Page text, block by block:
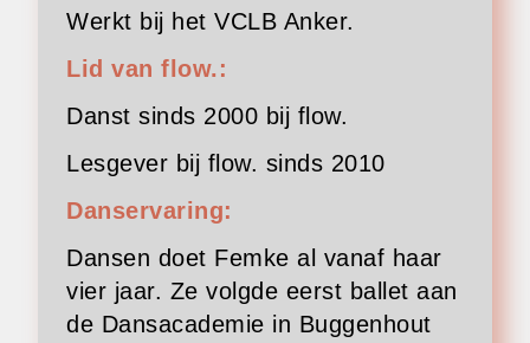
Werkt bij het VCLB Anker.
Lid van flow.:
Danst sinds 2000 bij flow.
Lesgever bij flow. sinds 2010
Danservaring:
Dansen doet Femke al vanaf haar
vier jaar. Ze volgde eerst ballet aan
de Dansacademie in Buggenhout